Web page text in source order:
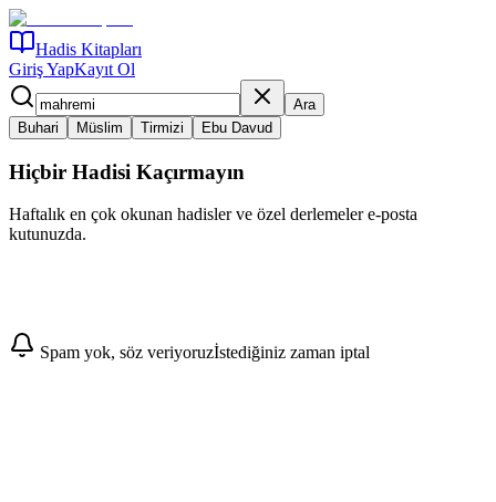
Hadis Kitapları
Giriş YapKayıt Ol
Ara
Buhari
Müslim Tirmizi Ebu Davud
Hiçbir Hadisi Kaçırmayın
Haftalık en çok okunan hadisler ve özel derlemeler e-posta
kutunuzda.
Abone Ol
Spam yok, söz veriyoruzİstediğiniz zaman iptal